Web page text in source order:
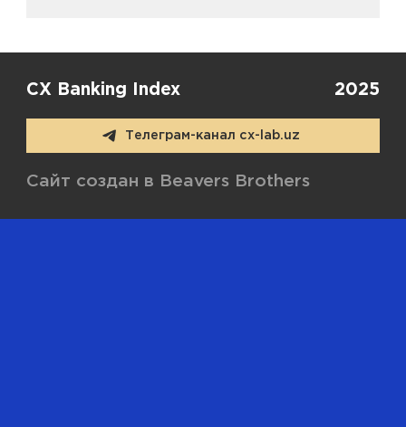
CX Banking Index
Телеграм-канал cx-lab.uz
Сайт создан в Beavers Brothers
2025